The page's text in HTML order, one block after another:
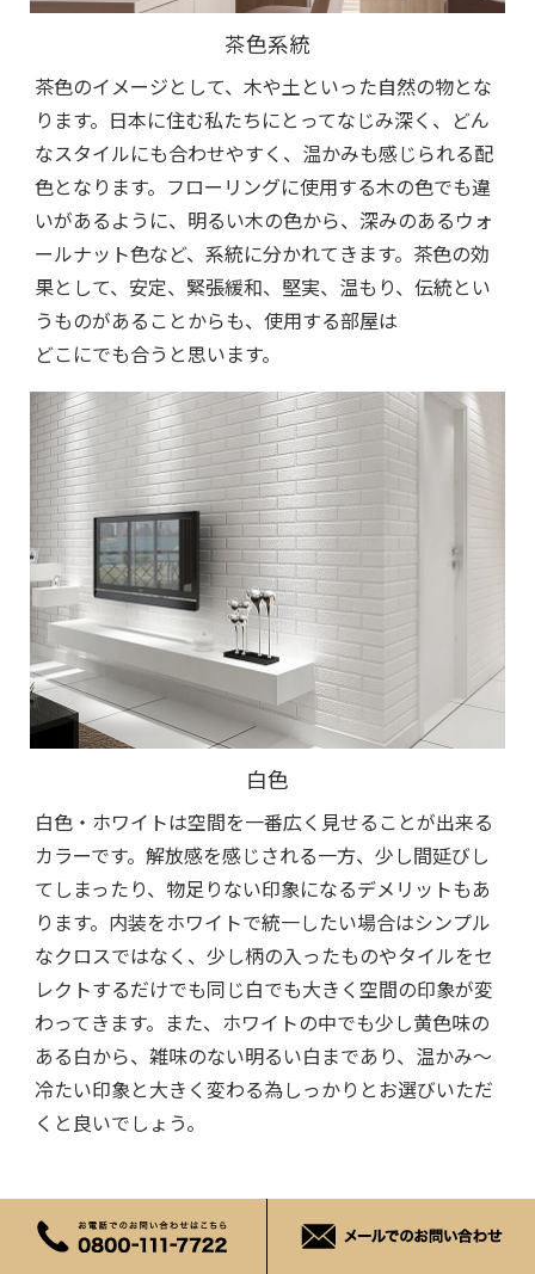
茶色系統
茶色のイメージとして、木や土といった自然の物とな
ります。日本に住む私たちにとってなじみ深く、どん
なスタイルにも合わせやすく、温かみも感じられる配
色となります。フローリングに使用する木の色でも違
いがあるように、明るい木の色から、深みのあるウォ
ールナット色など、系統に分かれてきます。茶色の効
果として、安定、緊張緩和、堅実、温もり、伝統とい
うものがあることからも、使用する部屋は
どこにでも合うと思います。
白色
白色・ホワイトは空間を一番広く見せることが出来る
カラーです。解放感を感じされる一方、少し間延びし
てしまったり、物足りない印象になるデメリットもあ
ります。内装をホワイトで統一したい場合はシンプル
なクロスではなく、少し柄の入ったものやタイルをセ
レクトするだけでも同じ白でも大きく空間の印象が変
わってきます。また、ホワイトの中でも少し黄色味の
ある白から、雑味のない明るい白まであり、温かみ～
冷たい印象と大きく変わる為しっかりとお選びいただ
くと良いでしょう。